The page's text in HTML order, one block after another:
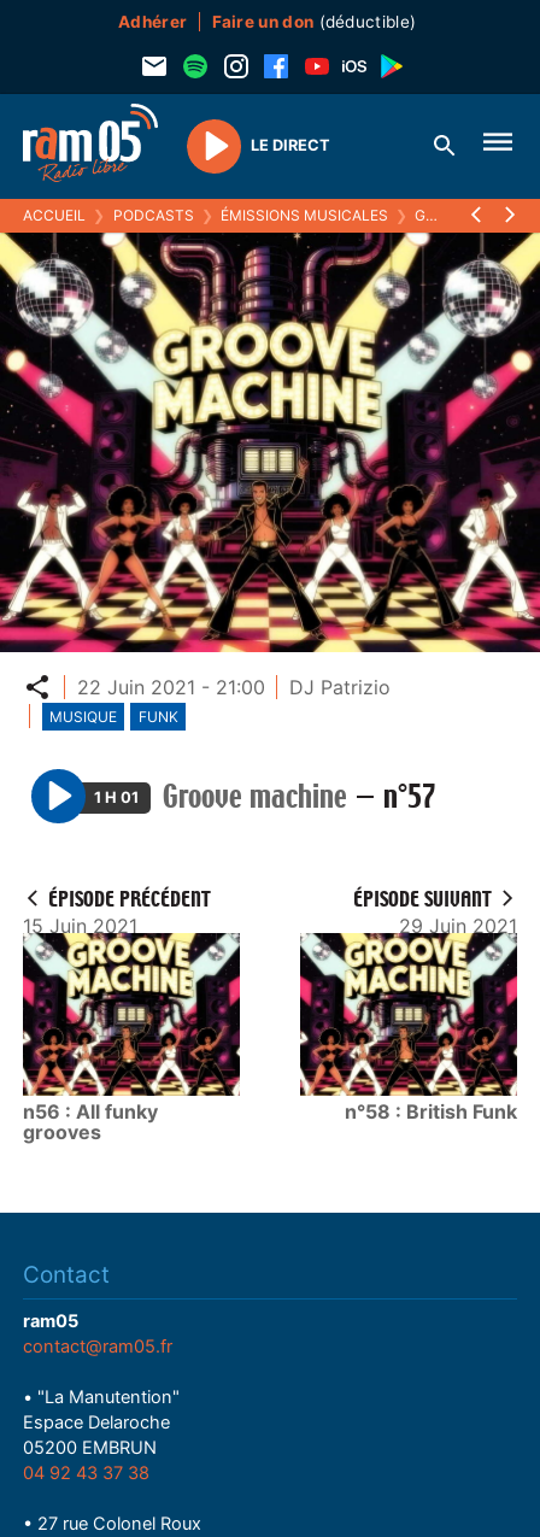
Adhérer Faire un don (déductible)
Play
LE DIRECT
ACCUEIL ❯ PODCASTS ❯ ÉMISSIONS MUSICALES ❯ GROOVE MACHINE
Partager
22 Juin 2021 - 21:00 DJ Patrizio
MUSIQUE FUNK
P
y
1 H 01 Groove machine — n°57
ÉPISODE PRÉCÉDENT
15 Juin 2021
n56 : All funky
grooves
ÉPISODE SUIVANT
29 Juin 2021
n°58 : British Funk
Contact
ram05
contact@ram05.fr
• "La Manutention"
Espace Delaroche
05200 EMBRUN
04 92 43 37 38
• 27 rue Colonel Roux